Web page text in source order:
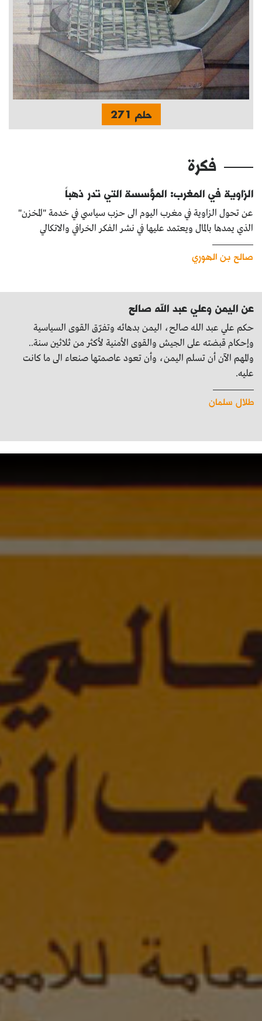
حلم 271
فكرة
الزاوية في المغرب: المؤسسة التي تدر ذهباً
عن تحول الزاوية في مغرب اليوم الى حزب سياسي في خدمة "المخزن"
الذي يمدها بالمال ويعتمد عليها في نشر الفكر الخرافي والاتكالي
صالح بن الهوري
عن اليمن وعلي عبد الله صالح
حكم علي عبد الله صالح، اليمن بدهائه وتفرّق القوى السياسية
وإحكام قبضته على الجيش والقوى الأمنية لأكثر من ثلاثين سنة..
والمهم الآن أن تسلم اليمن، وأن تعود عاصمتها صنعاء الى ما كانت
عليه.
طلال سلمان